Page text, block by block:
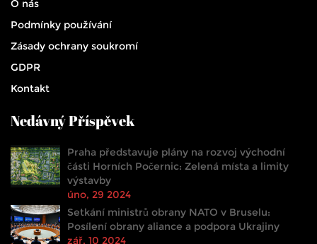
O nás
Podmínky používání
Zásady ochrany soukromí
GDPR
Kontakt
Nedávný Příspěvek
Praha představuje plány na rozvoj východní
části Horních Počernic: Zelená místa a limity
výstavby
úno, 29 2024
Setkání ministrů obrany NATO v Bruselu:
Posílení obrany aliance a podpora Ukrajiny
zář, 10 2024